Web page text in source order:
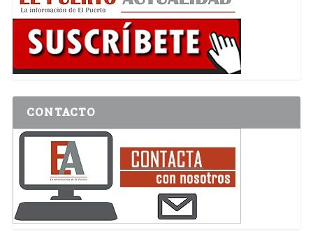
CONTACTO